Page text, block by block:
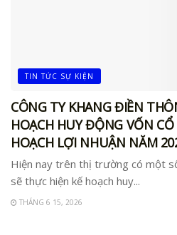
TIN TỨC SỰ KIỆN
CÔNG TY KHANG ĐIỀN
HOẠCH HUY ĐỘNG VỐN
HOẠCH LỢI NHUẬN NĂM
Hiện nay trên thị trường có một
sẽ thực hiện kế hoạch huy...
THÁNG 6 15, 2026